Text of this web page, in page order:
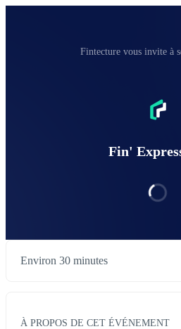
Fintecture vous invite à
Fin'
Environ 30 minutes
À PROPOS DE CET ÉVÉNEMENT